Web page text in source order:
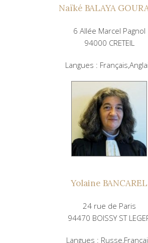
Naïké BALAYA
6 Allée Marcel Pagnol
94000 CRETEIL
Langues :
Yolaine BANCAREL
24 rue de Paris
94470 BOISSY ST
Langues :